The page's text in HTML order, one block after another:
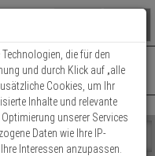
ist momentan leer.
Fertig
| Fr.: 8:00 - 14:00 Uhr
die für den
und durch Klick auf „alle
Cookies, um Ihr
Inhalte und relevante
unserer Services
Daten wie Ihre IP-
Interessen anzupassen.